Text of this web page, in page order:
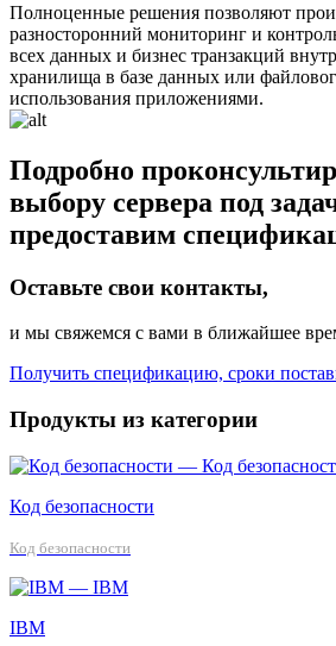
Полноценные решения позволяют
разносторонний мониторинг и
всех данных и бизнес транзакций
хранилища в базе данных или
использования приложениями.
Подробно
выбору сервера под
предоставим
Оставьте свои контакты,
и мы свяжемся с вами в ближайшее
Получить спецификацию, сроки
Продукты из категории
Код безопасности
Код безопасности
IBM